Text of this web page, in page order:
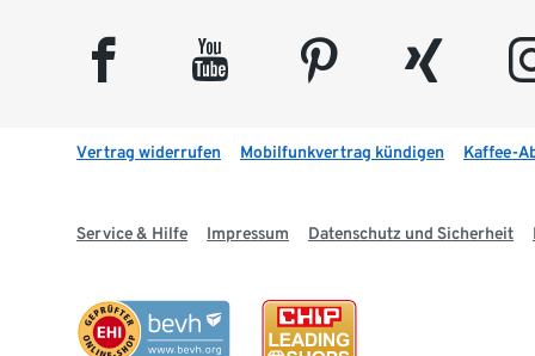
facebook youtube pinterest xing
Vertrag widerrufen Mobilfunkvertrag kündigen Kaffee-
Service & Hilfe Impressum Datenschutz und Sicherheit